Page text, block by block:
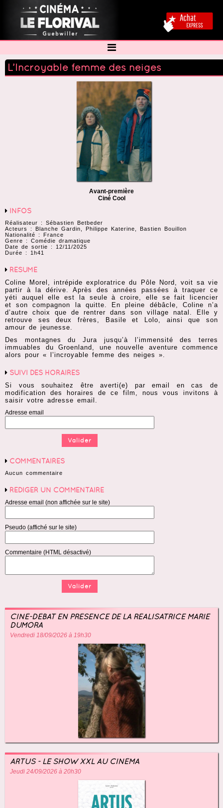
L’Incroyable femme des neiges
Avant-première
Ciné Cool
INFOS
Réalisateur : Sébastien Betbeder
Acteurs : Blanche Gardin, Philippe Katerine, Bastien Bouillon
Nationalité : France
Genre : Comédie dramatique
Date de sortie : 12/11/2025
Durée : 1h41
RÉSUMÉ
Coline Morel, intrépide exploratrice du Pôle Nord, voit sa vie
partir à la dérive. Après des années passées à traquer ce
yéti auquel elle est la seule à croire, elle se fait licencier
et son compagnon la quitte. En pleine débâcle, Coline n’a
d’autre choix que de rentrer dans son village natal. Elle y
retrouve ses deux frères, Basile et Lolo, ainsi que son
amour de jeunesse.
Des montagnes du Jura jusqu’à l’immensité des terres
immuables du Groenland, une nouvelle aventure commence
alors pour « l’incroyable femme des neiges ».
SUIVI DES HORAIRES
Si vous souhaitez être averti(e) par email en cas de
modification des horaires de ce film, nous vous invitons à
saisir votre adresse email.
Adresse email
COMMENTAIRES
Aucun commentaire
RÉDIGER UN COMMENTAIRE
Adresse email (non affichée sur le site)
Pseudo (affiché sur le site)
Commentaire (HTML désactivé)
CINÉ-DÉBAT EN PRÉSENCE DE LA RÉALISATRICE MARIE
DUMORA
Vendredi 18/09/2026 à 19h30
ARTUS - LE SHOW XXL AU CINÉMA
Jeudi 24/09/2026 à 20h30